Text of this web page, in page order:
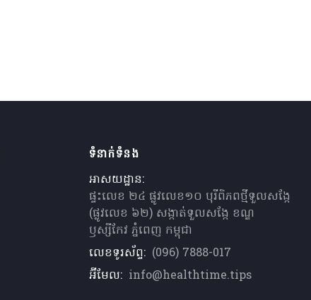
ទំនាក់ទំនង
អាសយដ្ឋាន:
ផ្ទះលេខ ២៤ ផ្លូវលេខ១០ បុរីពិភពថ្មីទួលសង្កែ
(ផ្លូវលេខ ៦២) សង្កាត់ទួលសង្កែ ខណ្ឌ
ឫស្សីកែវ ភ្នំពេញ កម្ពុជា
លេខទូរស័ព្ទ: (096) 7888-017
អ៊ីមែល: info@healthtime.tips